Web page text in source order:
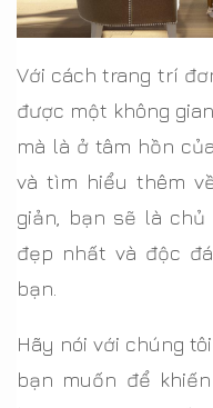
Với cách trang trí
được một không
mà là ở tâm hồn
và tìm hiểu thêm
giản, bạn sẽ là chủ
đẹp nhất và độc
bạn.
Hãy nói với chúng
bạn muốn để